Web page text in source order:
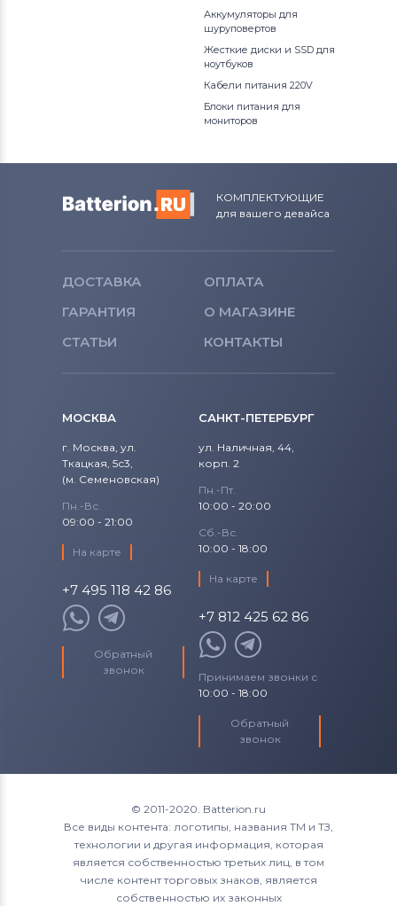
Аккумуляторы для
шуруповертов
Жесткие диски и SSD для
ноутбуков
Кабели питания 220V
Блоки питания для
мониторов
КОМПЛЕКТУЮЩИЕ
для вашего девайса
ДОСТАВКА
ОПЛАТА
ГАРАНТИЯ
О МАГАЗИНЕ
СТАТЬИ
КОНТАКТЫ
МОСКВА
г. Москва, ул.
Ткацкая, 5с3,
(м. Семеновская)
Пн.-Вс.
09:00 - 21:00
На карте
+7 495 118 42 86
Обратный
звонок
САНКТ-ПЕТЕРБУРГ
ул. Наличная, 44,
корп. 2
Пн.-Пт.
10:00 - 20:00
Сб.-Вс.
10:00 - 18:00
На карте
+7 812 425 62 86
Принимаем звонки с
10:00 - 18:00
Обратный
звонок
© 2011-2020. Batterion.ru
Все виды контента: логотипы, названия ТМ и ТЗ,
технологии и другая информация, которая
является собственностью третьих лиц, в том
числе контент торговых знаков, является
собственностью их законных